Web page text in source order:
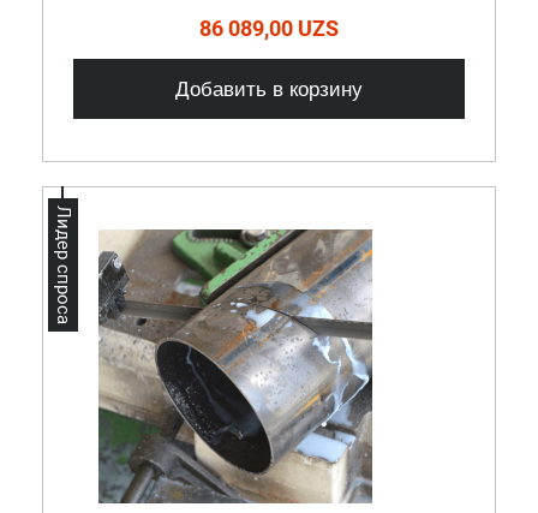
86 089,00 UZS
Добавить в корзину
Лидер спроса